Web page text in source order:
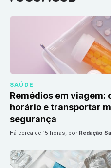
SAÚDE
Remédios em viagem:
horário e transportar
segurança
há cerca de 15 horas, por Redação